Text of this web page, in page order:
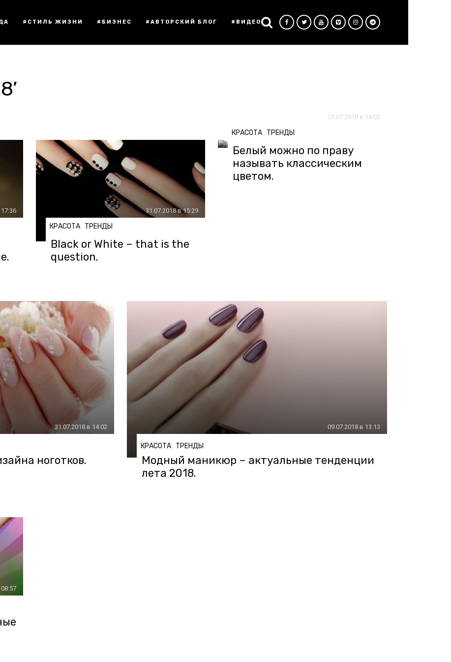
#СТИЛЬ ЖИЗНИ #БИЗНЕС #АВТОРСКИЙ БЛОГ #ВИДЕО
31.07.2018 в 15:29
КРАСОТА ТРЕНДЫ
Black or White – that is the
question.
31.07.2018 в 14:02
КРАСОТА ТРЕНДЫ
Белый можно по праву
называть классическим
цветом.
31.07.2018 в 14:02
ноготков.
09.07.2018 в 13:13
КРАСОТА ТРЕНДЫ
Модный маникюр – актуальные тенденции
лета 2018.